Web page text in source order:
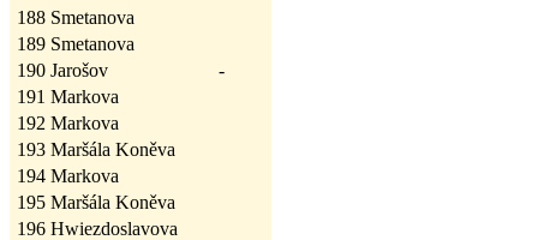
188 Smetanova
189 Smetanova
190 Jarošov
-
191 Markova
192 Markova
193 Maršála Koněva
194 Markova
195 Maršála Koněva
196 Hwiezdoslavova